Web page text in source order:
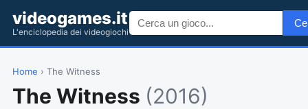
videogames.it
L'enciclopedia dei videogiochi
Home › The Witness
The Witness (2016)